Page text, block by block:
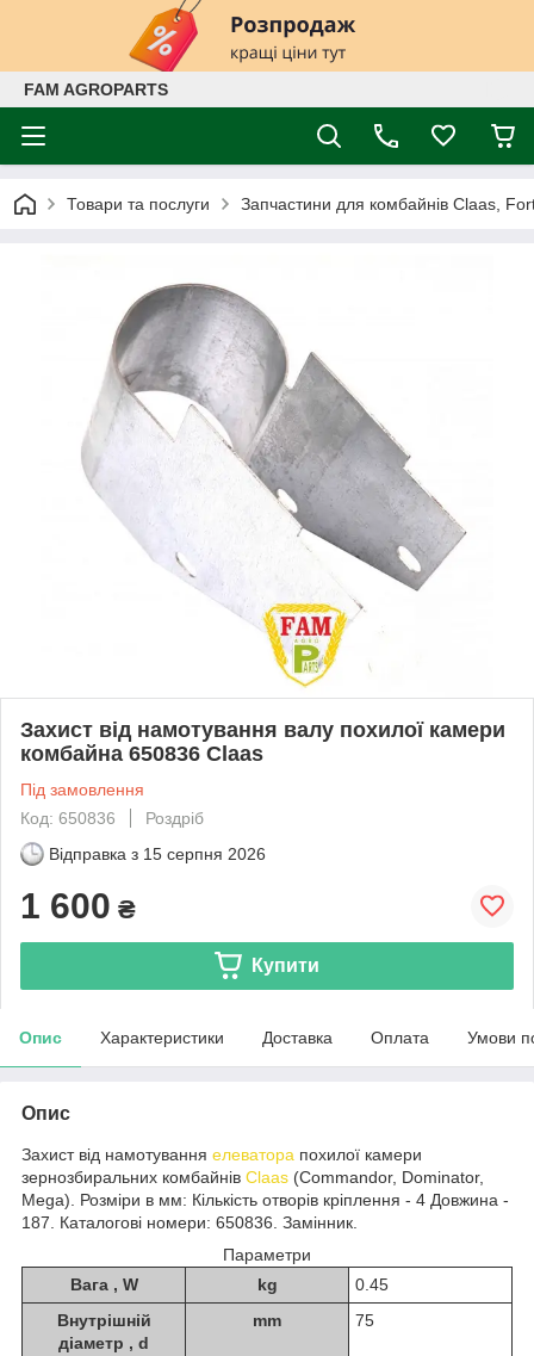
FAM AGROPARTS
Товари та послуги Запчастини для комбайнів Claas,
Захист від намотування валу похилої камери
комбайна 650836 Claas
Під замовлення
Код: 650836
Роздріб
Відправка з 15 серпня 2026
1 600 ₴
Купити
Опис Характеристики Доставка Оплата Умови
Опис
Захист від намотування елеватора похилої камери
зернозбиральних комбайнів Claas (Commandor, Dominator,
Mega). Розміри в мм: Кількість отворів кріплення - 4 Довжина -
187. Каталогові номери: 650836. Замінник.
Параметри
Вага , W
kg
0.45
Внутрішній
діаметр , d
mm 75